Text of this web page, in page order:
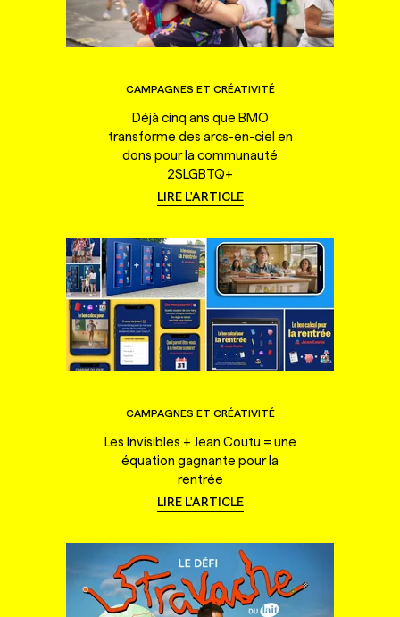
CAMPAGNES ET CRÉATIVITÉ
Déjà cinq ans que BMO
transforme des arcs-en-ciel en
dons pour la communauté
2SLGBTQ+
LIRE L'ARTICLE
CAMPAGNES ET CRÉATIVITÉ
Les Invisibles + Jean Coutu = une
équation gagnante pour la
rentrée
LIRE L'ARTICLE